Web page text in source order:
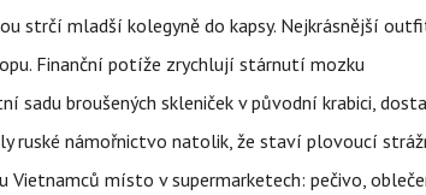
strčí mladší kolegyně do kapsy. Nejkrásnější
Finanční potíže zrychlují stárnutí mozku
sadu broušených skleniček v původní krabici,
ruské námořnictvo natolik, že staví plovoucí
Vietnamců místo v supermarketech: pečivo,